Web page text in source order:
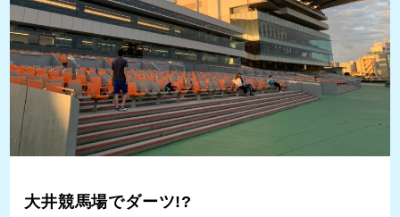
大井競馬場でダーツ!?